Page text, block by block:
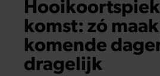
komst: zó
komende
dragelijk